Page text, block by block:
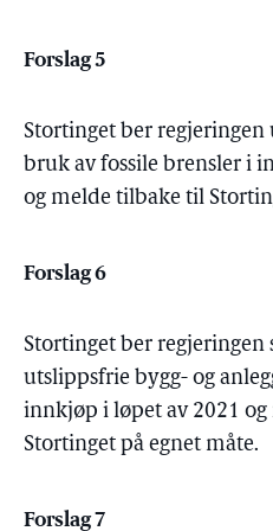
Forslag 5
Stortinget ber
bruk av fossile brensler i
og melde tilbake til
Forslag 6
Stortinget ber regjeringen
utslippsfrie bygg- og
innkjøp i løpet av 2021
Stortinget på egnet måte.
Forslag 7